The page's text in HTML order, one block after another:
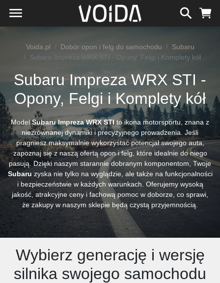
Voida.pl Dobór opon i felg do samochodu
Subaru
Subaru Impreza WRX STI - Opony, Felgi i Komplety kół
Subaru Impreza WRX STI -
Opony, Felgi i Komplety kół
ModelSubaru Impreza WRX STI to ikona motorsportu, znana z
niezrównanej dynamiki i precyzyjnego prowadzenia. Jeśli
pragniesz maksymalnie wykorzystać potencjał swojego auta,
zapoznaj się z naszą ofertą opon i felg, które idealnie do niego
pasują. Dzięki naszym starannie dobranym komponentom, Twoje
Subaru zyska nie tylko na wyglądzie, ale także na funkcjonalności
i bezpieczeństwie w każdych warunkach. Oferujemy wysoką
jakość, atrakcyjne ceny i fachową pomoc w doborze, co sprawi,
że zakupy w naszym sklepie będą czystą przyjemnością.
Wybierz generację i wersję
silnika swojego samochodu